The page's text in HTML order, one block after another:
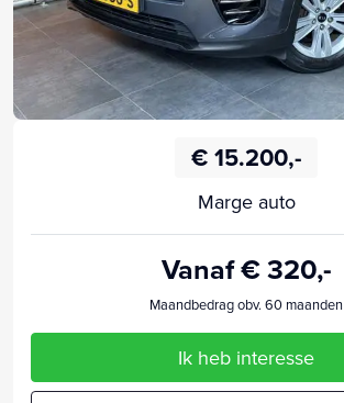
€ 15.200,-
Marge auto
Vanaf € 320,-
Maandbedrag obv. 60 maanden
Ik heb interesse